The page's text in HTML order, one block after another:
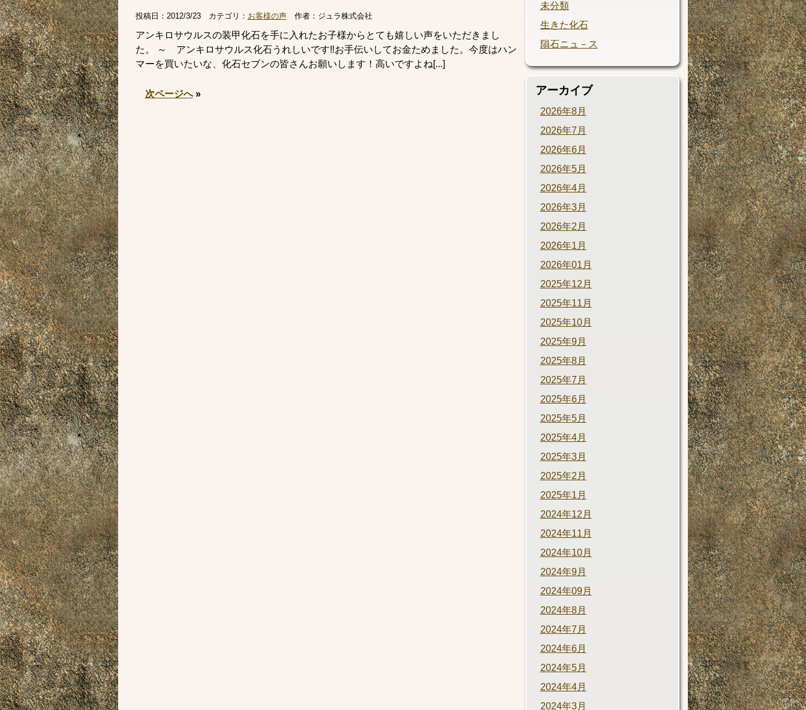
投稿日： 2012/3/23カテゴリ： お客様の声作者： ジュラ株式会社
アンキロサウルスの装甲化石を手に入れたお子様からとても嬉しい声をいただきまし
た。 ～ アンキロサウルス化石うれしいです‼お手伝いしてお金ためました。今度はハン
マーを買いたいな、化石セブンの皆さんお願いします！高いですよね[...]
次ページへ»
未分類
生きた化石
隕石ニュ－ス
アーカイブ
2026年8月
2026年7月
2026年6月
2026年5月
2026年4月
2026年3月
2026年2月
2026年1月
2026年01月
2025年12月
2025年11月
2025年10月
2025年9月
2025年8月
2025年7月
2025年6月
2025年5月
2025年4月
2025年3月
2025年2月
2025年1月
2024年12月
2024年11月
2024年10月
2024年9月
2024年09月
2024年8月
2024年7月
2024年6月
2024年5月
2024年4月
2024年3月